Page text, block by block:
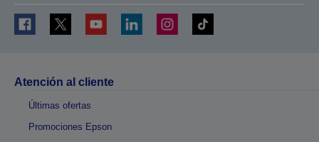
Atención al cliente
Últimas ofertas
Promociones Epson